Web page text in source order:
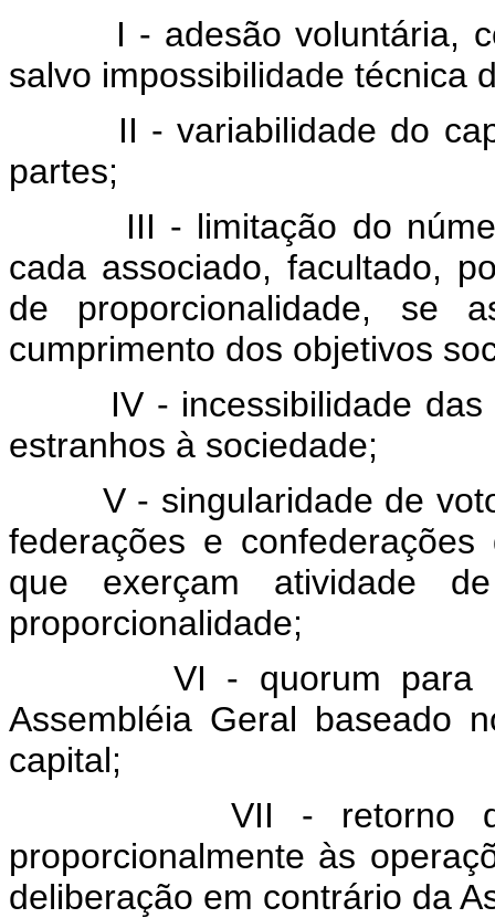
I - adesão voluntária,
salvo impossibilidade técnica
II - variabilidade do
partes;
III - limitação do número
cada associado, facultado,
de proporcionalidade, se
cumprimento dos objetivos
IV - incessibilidade das
estranhos à sociedade;
V - singularidade de voto,
federações e
que exerçam atividade
proporcionalidade;
VI - quorum para o
Assembléia Geral baseado
capital;
VII - retorno das
proporcionalmente às
deliberação em contrário da